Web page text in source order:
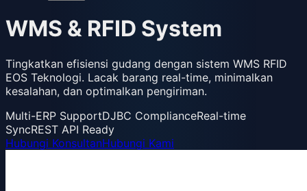
WMS & RFID System
Tingkatkan efisiensi gudang dengan sistem WMS RFID
EOS Teknologi. Lacak barang real-time, minimalkan
kesalahan, dan optimalkan pengiriman.
Multi-ERP SupportDJBC ComplianceReal-time
SyncREST API Ready
Hubungi KonsultanHubungi Kami